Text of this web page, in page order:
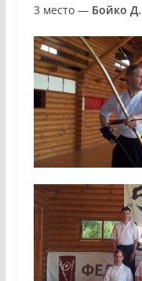
3 место — Бойко Д.